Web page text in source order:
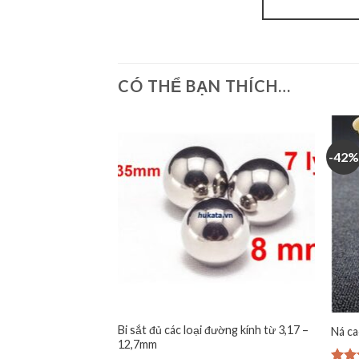
CÓ THỂ BẠN THÍCH…
Bi sắt đủ các loại đường kính từ 3,17 –
12,7mm
-42%
Ná